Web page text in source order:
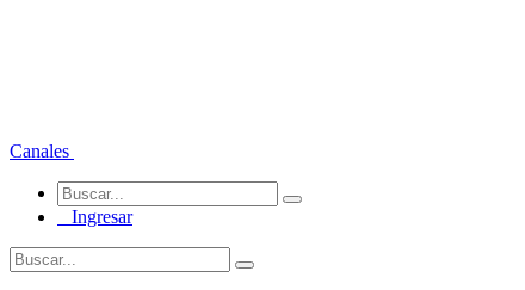
Canales
Ingresar